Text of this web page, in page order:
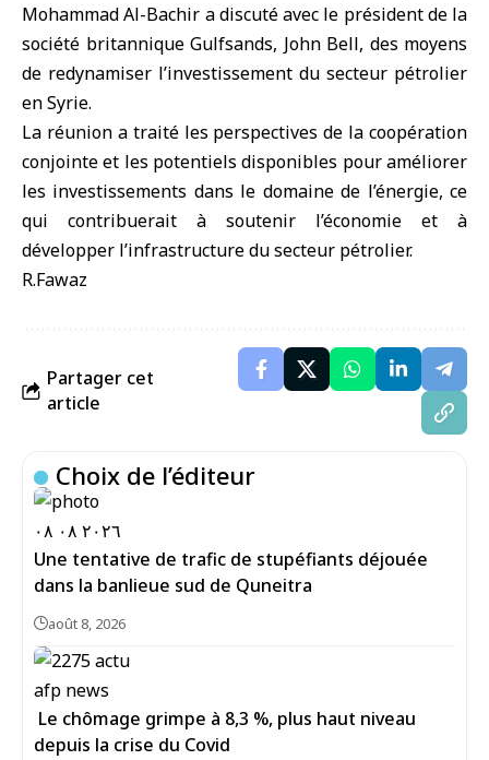
Mohammad Al-Bachir a discuté avec le président de la
société britannique Gulfsands, John Bell, des moyens
de redynamiser l’investissement du secteur pétrolier
en Syrie.
La réunion a traité les perspectives de la coopération
conjointe et les potentiels disponibles pour améliorer
les investissements dans le domaine de l’énergie, ce
qui contribuerait à soutenir l’économie et à
développer l’infrastructure du secteur pétrolier.
R.Fawaz
Partager cet
article
Choix de l’éditeur
Une tentative de trafic de stupéfiants déjouée
dans la banlieue sud de Quneitra
août 8, 2026
Le chômage grimpe à 8,3 %, plus haut niveau
depuis la crise du Covid